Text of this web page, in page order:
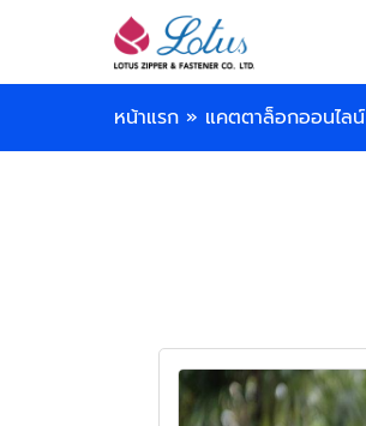
หน้าแรก » แคตตาล็อกออนไลน์